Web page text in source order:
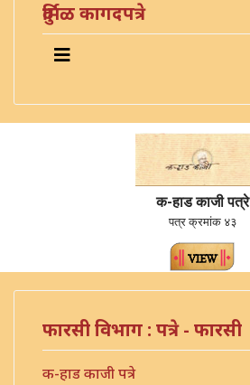
दुर्मिळ कागदपत्रे
क-हाड काजी पत्रे
पत्र क्रमांक ४३
फारसी विभाग : पत्रे - फारसी
क-हाड काजी पत्रे